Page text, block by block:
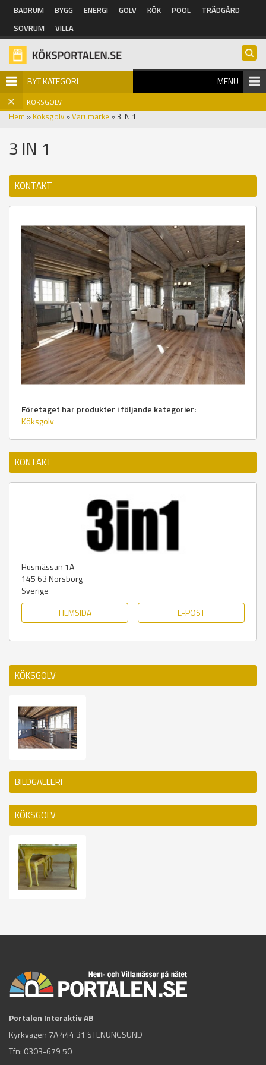
Hoppa till huvudinnehåll
BADRUM BYGG ENERGI GOLV KÖK POOL
TRÄDGÅRD
SOVRUM
VILLA
BYT KATEGORI MENU
KÖKSGOLV
Hem » Köksgolv »Varumärke » 3 IN 1
3 IN 1
KONTAKT
Företaget har produkter i följande kategorier:
Köksgolv
KONTAKT
Husmässan 1A
145 63Norsborg
Sverige
HEMSIDA
E-POST
KÖKSGOLV
BILDGALLERI
KÖKSGOLV
Portalen Interaktiv AB
Kyrkvägen 7A 444 31 STENUNGSUND
Tfn: 0303-679 50